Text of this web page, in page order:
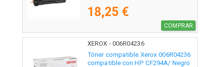
18,25 €
COMPRAR
XEROX - 006R04236
Tóner compatible Xerox 006R04236
compatible con HP CF294A/ Negro